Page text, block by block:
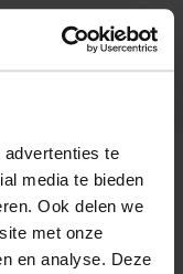
te
media te bieden
Ook delen we
met onze
en analyse. Deze